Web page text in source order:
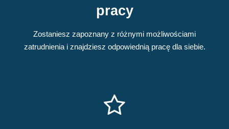
pracy
Zostaniesz zapoznany z różnymi możliwościami
zatrudnienia i znajdziesz odpowiednią pracę dla siebie.